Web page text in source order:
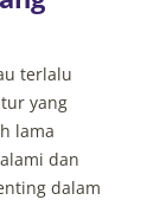
terlalu
yang
lama
dan
dalam